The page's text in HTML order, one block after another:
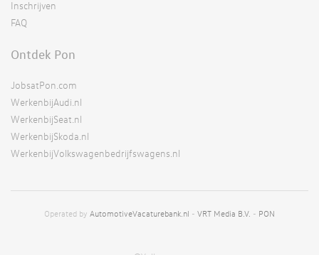
Inschrijven
FAQ
Ontdek Pon
JobsatPon.com
WerkenbijAudi.nl
WerkenbijSeat.nl
WerkenbijSkoda.nl
WerkenbijVolkswagenbedrijfswagens.nl
Operated by AutomotiveVacaturebank.nl - VRT Media B.V. - PON